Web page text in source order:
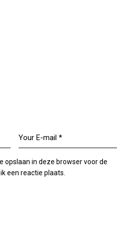
opslaan in deze browser voor de
een reactie plaats.